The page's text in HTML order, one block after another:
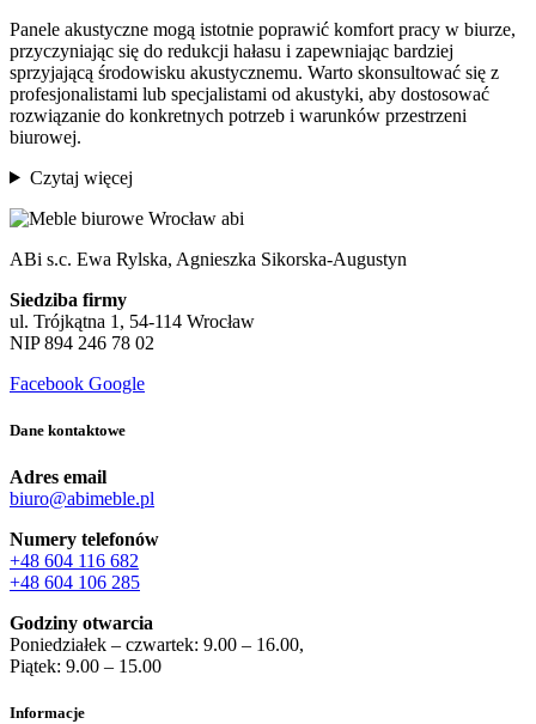
Panele akustyczne mogą istotnie poprawić komfort pracy w biurze,
przyczyniając się do redukcji hałasu i zapewniając bardziej
sprzyjającą środowisku akustycznemu. Warto skonsultować się z
profesjonalistami lub specjalistami od akustyki, aby dostosować
rozwiązanie do konkretnych potrzeb i warunków przestrzeni
biurowej.
Czytaj więcej
ABi s.c. Ewa Rylska, Agnieszka Sikorska-Augustyn
Siedziba firmy
ul. Trójkątna 1, 54-114 Wrocław
NIP 894 246 78 02
Facebook Google
Dane kontaktowe
Adres email
biuro@abimeble.pl
Numery telefonów
+48 604 116 682
+48 604 106 285
Godziny otwarcia
Poniedziałek – czwartek: 9.00 – 16.00,
Piątek: 9.00 – 15.00
Informacje